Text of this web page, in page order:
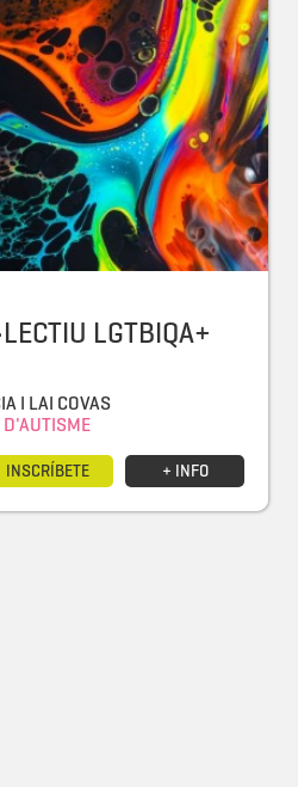
LGTBIQA+
I LAI COVAS
D'AUTISME
+ INFO
INSCRÍBETE